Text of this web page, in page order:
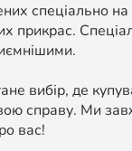
спеціально
прикрас.
вибір, де
справу. Ми
вас!